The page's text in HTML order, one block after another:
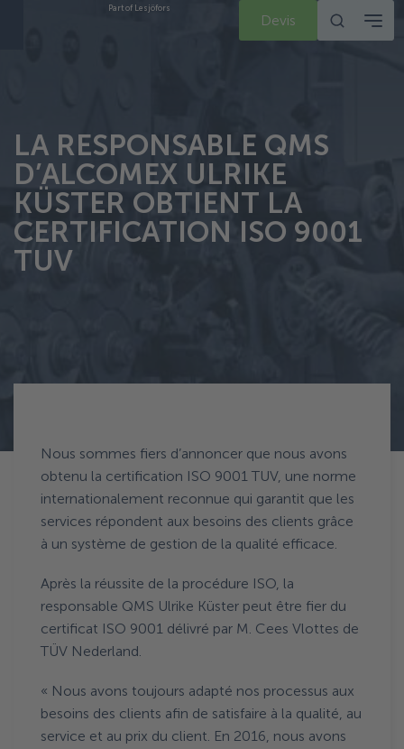
Part of Lesjöfors
Devis
LA RESPONSABLE QMS
D’ALCOMEX ULRIKE
KÜSTER OBTIENT LA
CERTIFICATION ISO 9001
TUV
Nous sommes fiers d’annoncer que nous avons
obtenu la certification ISO 9001 TUV, une norme
internationalement reconnue qui garantit que les
services répondent aux besoins des clients grâce
à un système de gestion de la qualité efficace.
Après la réussite de la procédure ISO, la
responsable QMS Ulrike Küster peut être fier du
certificat ISO 9001 délivré par M. Cees Vlottes de
TÜV Nederland.
« Nous avons toujours adapté nos processus aux
besoins des clients afin de satisfaire à la qualité, au
service et au prix du client. En 2016, nous avons